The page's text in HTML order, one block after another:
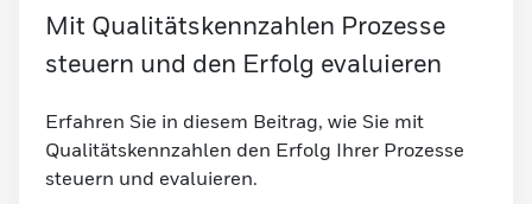
Mit Qualitätskennzahlen Prozesse
steuern und den Erfolg evaluieren
Erfahren Sie in diesem Beitrag, wie Sie mit
Qualitätskennzahlen den Erfolg Ihrer Prozesse
steuern und evaluieren.